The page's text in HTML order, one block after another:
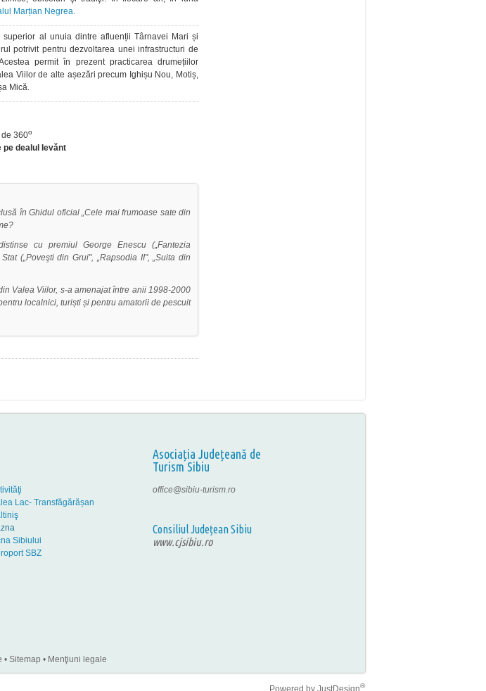
Marțian Negrea.
al unuia dintre afluenții Târnavei Mari și
potrivit pentru dezvoltarea unei infrastructuri de
permit în prezent practicarea drumețiilor
Viilor de alte așezări precum Ighișu Nou, Motiș,
Mică.
de 360o
pe dealul Ievănt
în Ghidul oficial „Cele mai frumoase sate din
cu premiul George Enescu („Fantezia
(„Poveşti din Grui", „Rapsodia II",„Suita din
Valea Viilor, s-a amenajat între anii 1998-2000
localnici, turiști și pentru amatorii de pescuit
Asociația Județeană de
Turism Sibiu
Lac- Transfăgărășan
Sibiului
SBZ
office@sibiu-turism.ro
Consiliul Județean Sibiu
www.cjsibiu.ro
• Sitemap • Menţiuni legale
Powered by JustDesign®